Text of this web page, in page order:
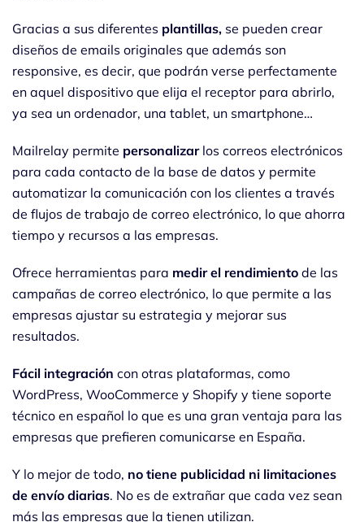
Gracias a sus diferentes plantillas, se pueden crear
diseños de emails originales que además son
responsive, es decir, que podrán verse perfectamente
en aquel dispositivo que elija el receptor para abrirlo,
ya sea un ordenador, una tablet, un smartphone…
Mailrelay permite personalizarlos correos electrónicos
para cada contacto de la base de datos y permite
automatizar la comunicación con los clientes a través
de flujos de trabajo de correo electrónico, lo que ahorra
tiempo y recursos a las empresas.
Ofrece herramientas para medir el rendimiento de las
campañas de correo electrónico, lo que permite a las
empresas ajustar su estrategia y mejorar sus
resultados.
Fácil integración con otras plataformas, como
WordPress, WooCommerce y Shopify y tiene soporte
técnico en español lo que es una gran ventaja para las
empresas que prefieren comunicarse en España.
Y lo mejor de todo, no tiene publicidad ni limitaciones
de envío diarias. No es de extrañar que cada vez sean
más las empresas que la tienen utilizan.